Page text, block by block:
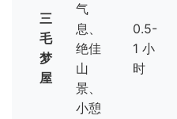
三
毛
梦
屋
气
息、
绝佳
山
景、
小憩
0.5-
1 小
时